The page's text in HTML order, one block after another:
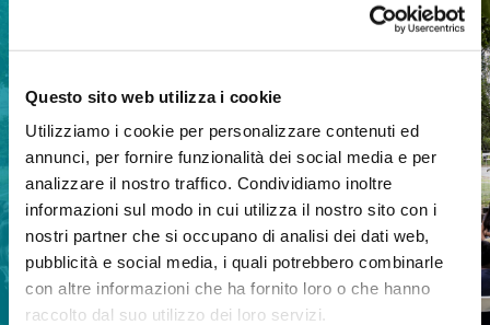
Questo sito web utilizza i cookie
Utilizziamo i cookie per personalizzare contenuti ed
annunci, per fornire funzionalità dei social media e per
analizzare il nostro traffico. Condividiamo inoltre
informazioni sul modo in cui utilizza il nostro sito con i
nostri partner che si occupano di analisi dei dati web,
pubblicità e social media, i quali potrebbero combinarle
con altre informazioni che ha fornito loro o che hanno
raccolto dal suo utilizzo dei loro servizi.